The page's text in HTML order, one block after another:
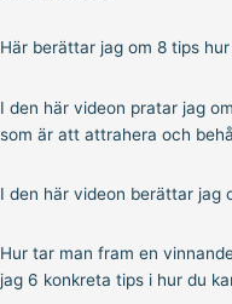
Här berättar jag om 8 tips
I den här videon pratar jag
som är att attrahera och
I den här videon berättar jag
Hur tar man fram en
jag 6 konkreta tips i hur du